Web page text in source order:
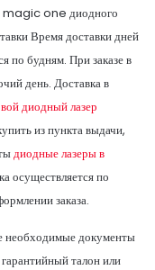
magic one диодного
Время доставки дней
по будням. При заказе в
день. Доставка в
диодный лазер
из пункта выдачи,
диодные лазеры в
осуществляется по
заказа.
необходимые документы
талон или